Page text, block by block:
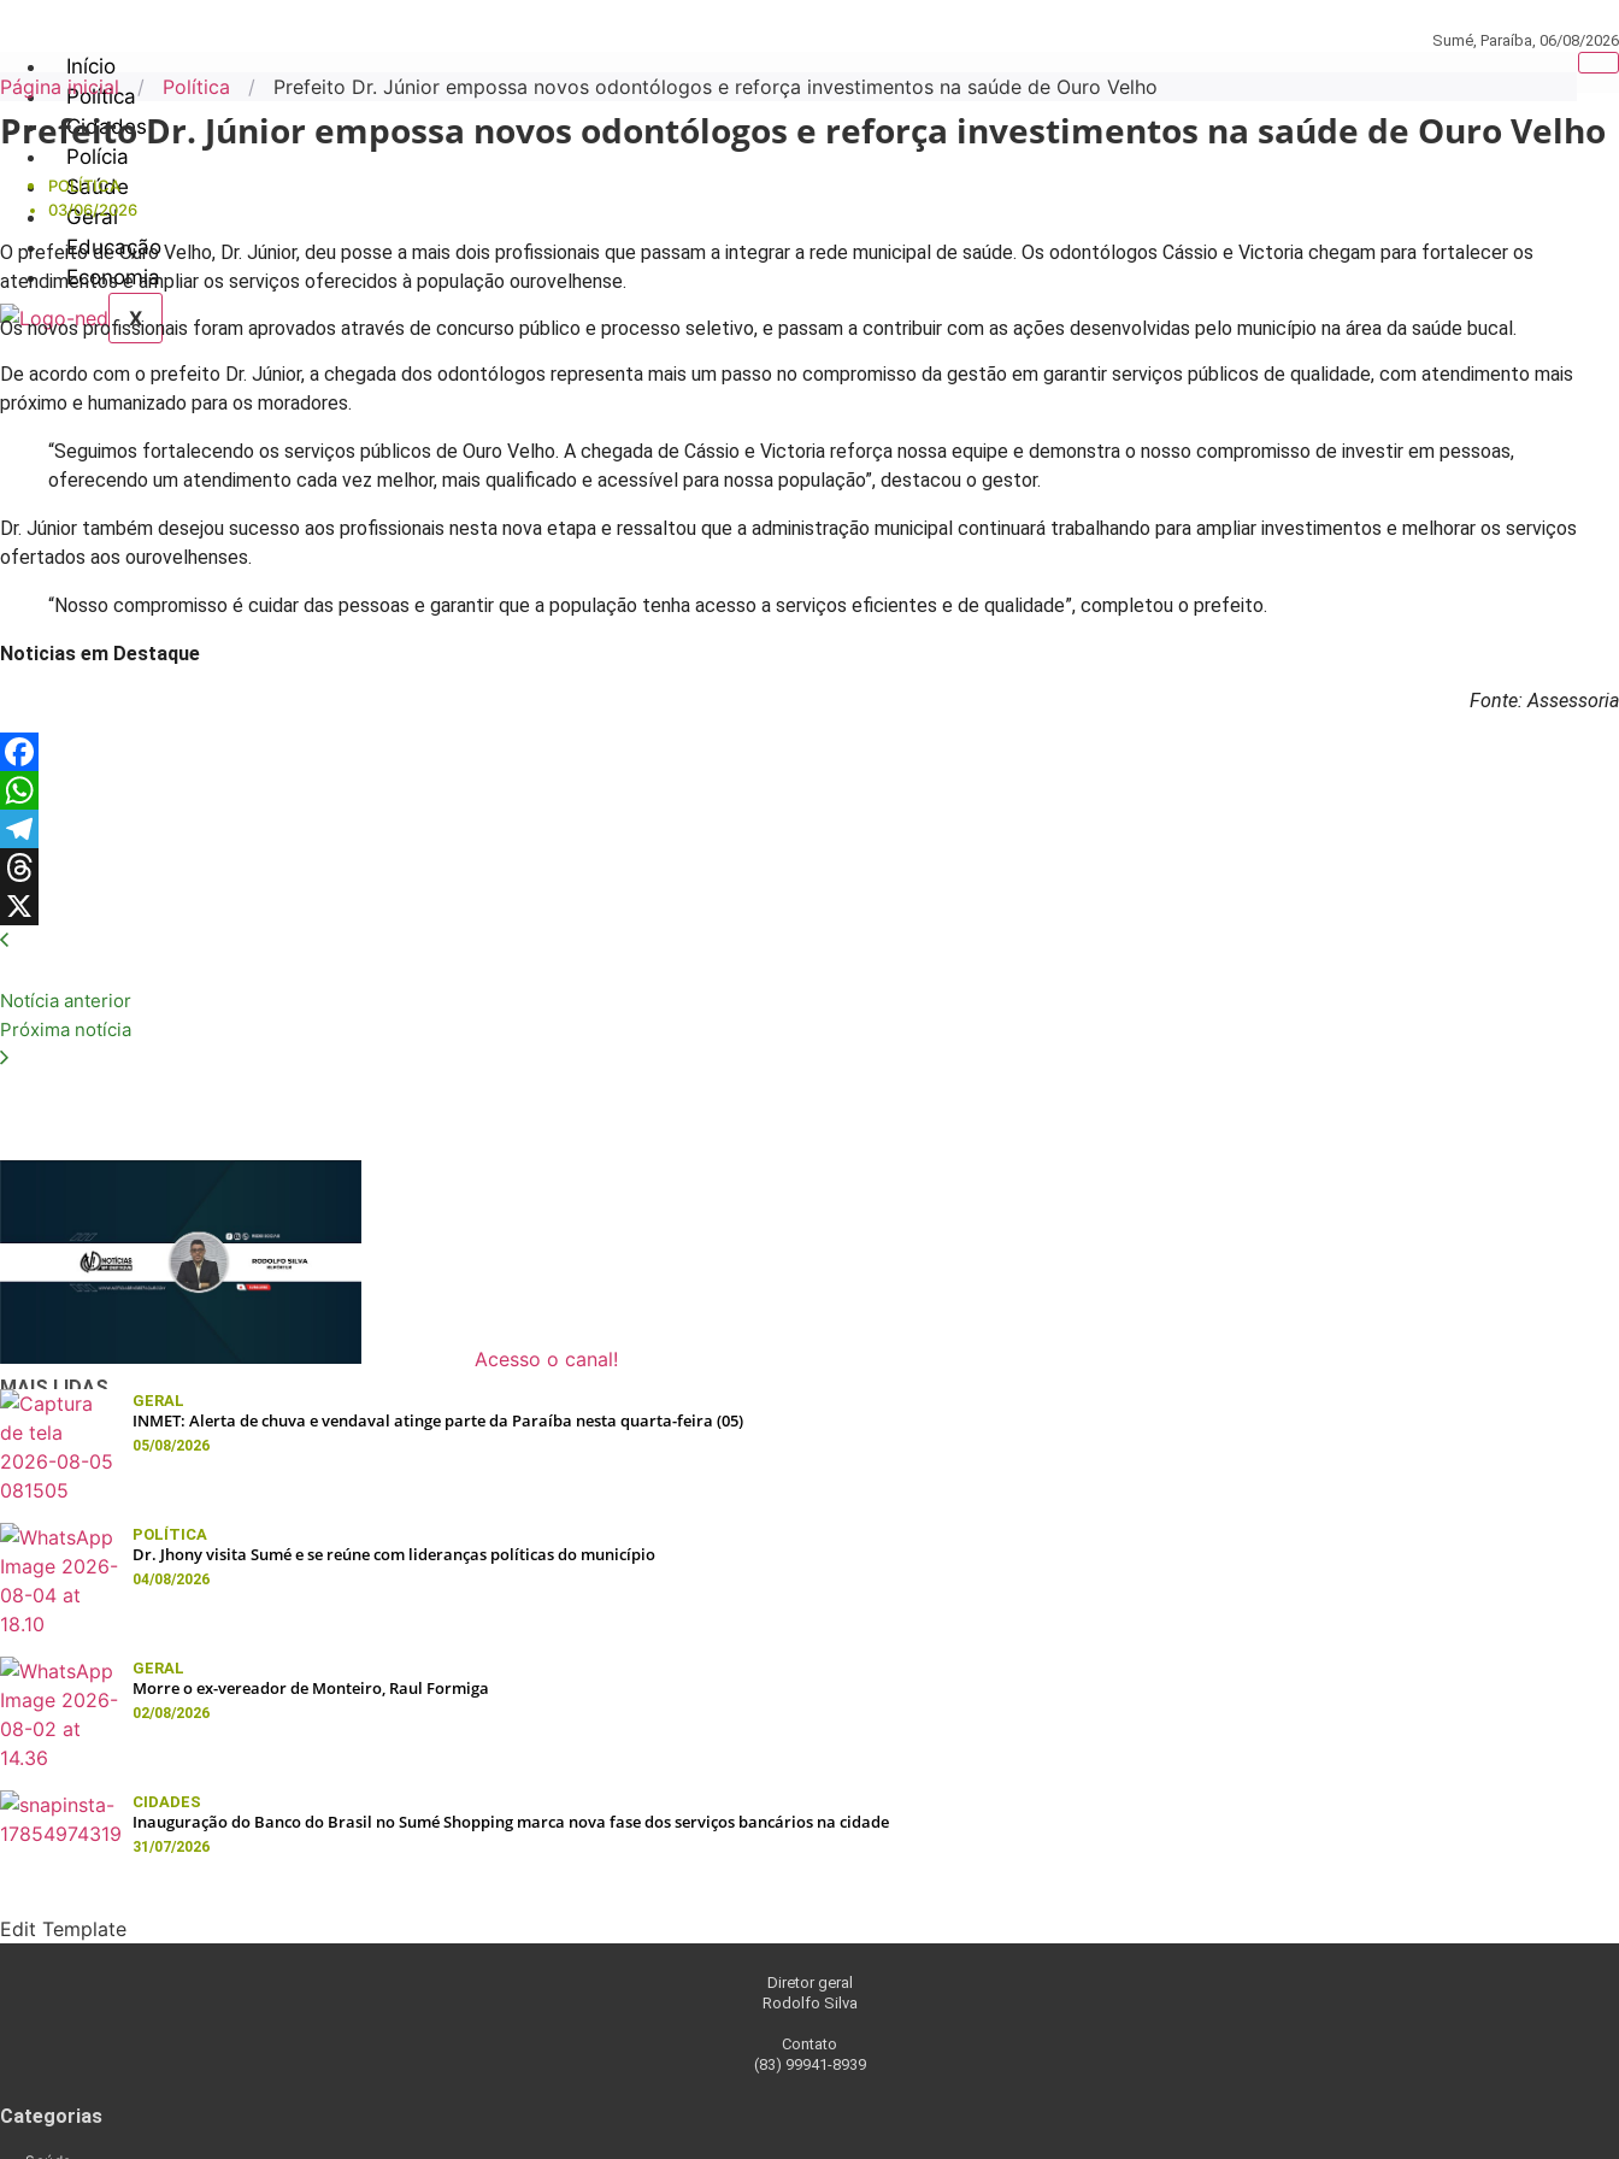
Sumé, Paraíba, 06/08/2026
Início
Política
Cidades
Polícia
Saúde
Geral
Educação
Economia
X
Página inicial / Política / Prefeito Dr. Júnior empossa novos odontólogos e reforça investimentos na saúde de Ouro Velho
Prefeito Dr. Júnior empossa novos odontólogos e reforça investimentos na saúde de Ouro Velho
POLÍTICA
03/06/2026
O prefeito de Ouro Velho, Dr. Júnior, deu posse a mais dois profissionais que passam a integrar a rede municipal de saúde. Os odontólogos Cássio e Victoria chegam para fortalecer os
atendimentos e ampliar os serviços oferecidos à população ourovelhense.
Os novos profissionais foram aprovados através de concurso público e processo seletivo, e passam a contribuir com as ações desenvolvidas pelo município na área da saúde bucal.
De acordo com o prefeito Dr. Júnior, a chegada dos odontólogos representa mais um passo no compromisso da gestão em garantir serviços públicos de qualidade, com atendimento mais
próximo e humanizado para os moradores.
“Seguimos fortalecendo os serviços públicos de Ouro Velho. A chegada de Cássio e Victoria reforça nossa equipe e demonstra o nosso compromisso de investir em pessoas,
oferecendo um atendimento cada vez melhor, mais qualificado e acessível para nossa população”, destacou o gestor.
Dr. Júnior também desejou sucesso aos profissionais nesta nova etapa e ressaltou que a administração municipal continuará trabalhando para ampliar investimentos e melhorar os serviços
ofertados aos ourovelhenses.
“Nosso compromisso é cuidar das pessoas e garantir que a população tenha acesso a serviços eficientes e de qualidade”, completou o prefeito.
Noticias em Destaque
Fonte: Assessoria
Facebook
WhatsApp
Telegram
Threads
X
Notícia anterior
Próxima notícia
Acesso o canal!
MAIS LIDAS
GERAL
INMET: Alerta de chuva e vendaval atinge parte da Paraíba nesta quarta-feira (05)
05/08/2026
POLÍTICA
Dr. Jhony visita Sumé e se reúne com lideranças políticas do município
04/08/2026
GERAL
Morre o ex-vereador de Monteiro, Raul Formiga
02/08/2026
CIDADES
Inauguração do Banco do Brasil no Sumé Shopping marca nova fase dos serviços bancários na cidade
31/07/2026
Edit Template
Diretor geral
Rodolfo Silva
Contato
(83) 99941-8939
Categorias